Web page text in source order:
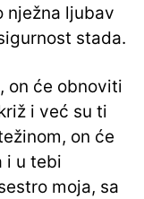
nježna ljubav
stada.
on će obnoviti
i već su ti
on će
i u tebi
moja, sa